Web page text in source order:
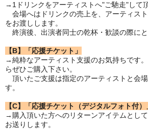
→1ドリンクをアーティストへ"ご馳走"して
会場へはドリンクの売上を、アーティス
をお渡しします。
終演後、出演者同士の乾杯・歓談の際にと
【B】「応援チケット」
→純粋なアーティスト支援のお気持ちです
らぜひご購入下さい。
頂いたご支援は指定のアーティストと会
す。
【C】「応援チケット（デジタルフォト付）
→購入頂いた方へのリターンアイテムとし
お送りします。